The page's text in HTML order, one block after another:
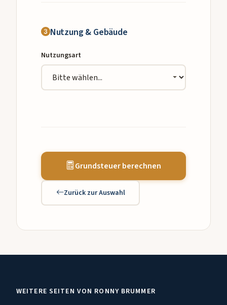
Nutzung & Gebäude
Nutzungsart
Grundsteuer berechnen
Zurück zur Auswahl
WEITERE SEITEN VON RONNY BRUMMER